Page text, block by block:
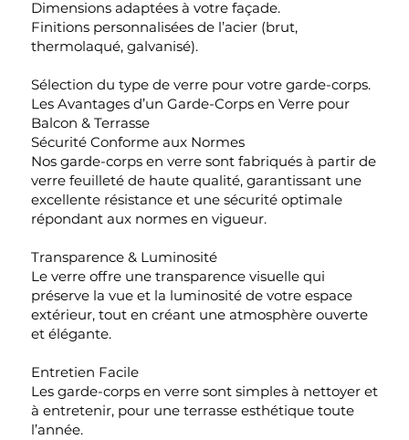
Dimensions adaptées à votre façade.
Finitions personnalisées de l’acier (brut,
thermolaqué, galvanisé).
Sélection du type de verre pour votre garde-corps.
Les Avantages d’un Garde-Corps en Verre pour
Balcon & Terrasse
Sécurité Conforme aux Normes
Nos garde-corps en verre sont fabriqués à partir de
verre feuilleté de haute qualité, garantissant une
excellente résistance et une sécurité optimale
répondant aux normes en vigueur.
Transparence & Luminosité
Le verre offre une transparence visuelle qui
préserve la vue et la luminosité de votre espace
extérieur, tout en créant une atmosphère ouverte
et élégante.
Entretien Facile
Les garde-corps en verre sont simples à nettoyer et
à entretenir, pour une terrasse esthétique toute
l’année.